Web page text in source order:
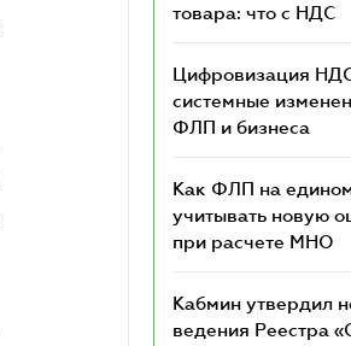
товара: что c НДС
Цифровизация
системные
ФЛП и бизнеса
Как ФЛП на
учитывать новую
при расчете МНО
Кабмин утвердил
ведения Реестра